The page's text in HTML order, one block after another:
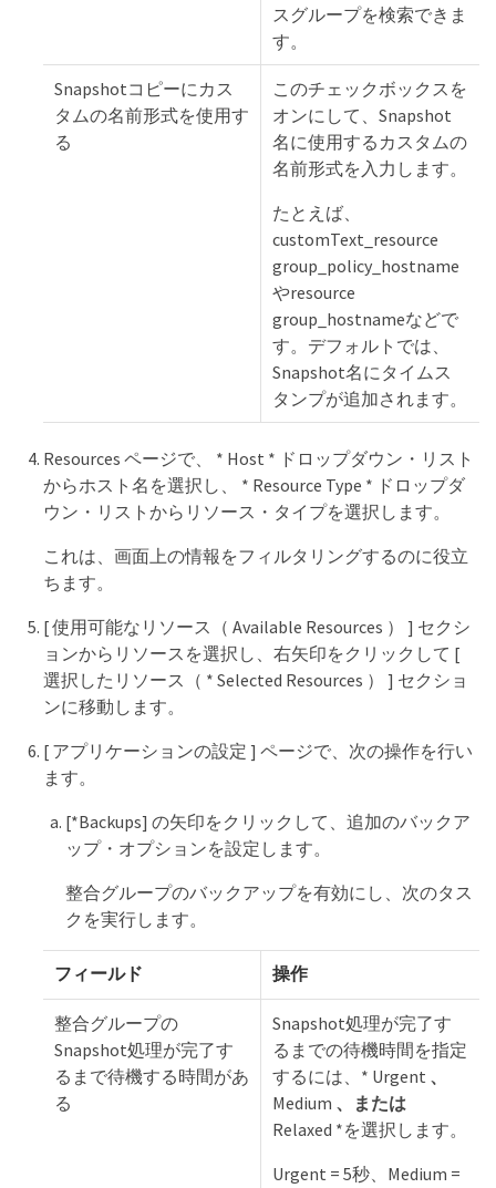
スグループを検索できま
す。
Snapshotコピーにカス
タムの名前形式を使用す
る
このチェックボックスを
オンにして、Snapshot
名に使用するカスタムの
名前形式を入力します。
たとえば、
customText_resource
group_policy_hostname
やresource
group_hostnameなどで
す。デフォルトでは、
Snapshot名にタイムス
タンプが追加されます。
Resources ページで、 * Host * ドロップダウン・リスト
からホスト名を選択し、 * Resource Type * ドロップダ
ウン・リストからリソース・タイプを選択します。
これは、画面上の情報をフィルタリングするのに役立
ちます。
[ 使用可能なリソース（ Available Resources ） ] セクシ
ョンからリソースを選択し、右矢印をクリックして [
選択したリソース（ * Selected Resources ） ] セクショ
ンに移動します。
[ アプリケーションの設定 ] ページで、次の操作を行い
ます。
[*Backups] の矢印をクリックして、追加のバックア
ップ・オプションを設定します。
整合グループのバックアップを有効にし、次のタス
クを実行します。
フィールド 操作
整合グループの
Snapshot処理が完了す
るまで待機する時間があ
る
Snapshot処理が完了す
るまでの待機時間を指定
するには、* Urgent 、
Medium 、または
Relaxed *を選択します。
Urgent = 5秒、Medium =